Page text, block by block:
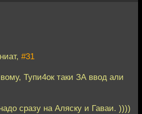
#31
Тупи4ок таки ЗА ввод али
сразу на Аляску и Гаваи. ))))